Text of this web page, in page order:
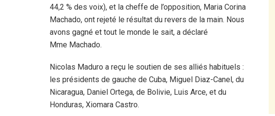
44,2 % des voix), et la cheffe de l’opposition, Maria Corina
Machado, ont rejeté le résultat du revers de la main. Nous
avons gagné et tout le monde le sait, a déclaré
Mme Machado.
Nicolas Maduro a reçu le soutien de ses alliés habituels :
les présidents de gauche de Cuba, Miguel Diaz-Canel, du
Nicaragua, Daniel Ortega, de Bolivie, Luis Arce, et du
Honduras, Xiomara Castro.